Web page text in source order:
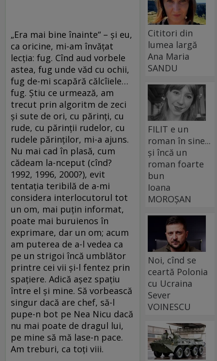
„Era mai bine înainte“ – și eu,
ca oricine, mi-am învățat
lecția: fug. Cînd aud vorbele
astea, fug unde văd cu ochii,
fug de-mi scapără călcîiele…
fug. Știu ce urmează, am
trecut prin algoritm de zeci
și sute de ori, cu părinți, cu
rude, cu părinții rudelor, cu
rudele părinților, mi-a ajuns.
Nu mai cad în plasă, cum
cădeam la-nceput (cînd?
1992, 1996, 2000?), evit
tentația teribilă de a-mi
considera interlocutorul tot
un om, mai puțin informat,
poate mai buruienos în
exprimare, dar un om; acum
am puterea de a-l vedea ca
pe un strigoi încă umblător
printre cei vii și-l fentez prin
spațiere. Adică așez spațiu
între el și mine. Să vorbească
singur dacă are chef, să-l
pupe-n bot pe Nea Nicu dacă
nu mai poate de dragul lui,
pe mine să mă lase-n pace.
Am treburi, ca toți viii.
Cititori din
lumea largă
Ana Maria
SANDU
FILIT e un
roman în sine...
și încă un
roman foarte
bun
Ioana
MOROȘAN
Noi, cînd se
ceartă Polonia
cu Ucraina
Sever
VOINESCU